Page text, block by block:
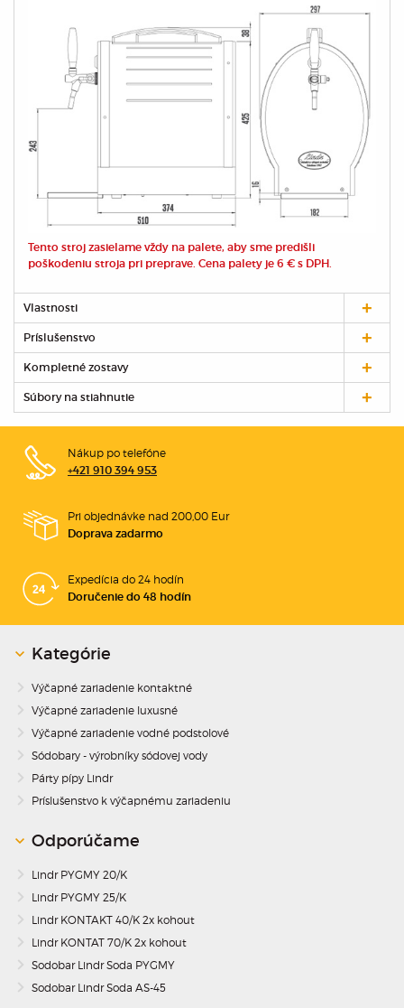
Tento stroj zasielame vždy na palete, aby sme predišli
poškodeniu stroja pri preprave. Cena palety je 6 € s DPH.
Vlastnosti
Príslušenstvo
Kompletné zostavy
Súbory na stiahnutie
Nákup po telefóne
+421 910 394 953
Pri objednávke nad 200,00 Eur
Doprava zadarmo
Expedícia do 24 hodín
Doručenie do 48 hodín
Kategórie
Výčapné zariadenie kontaktné
Výčapné zariadenie luxusné
Výčapné zariadenie vodné podstolové
Sódobary - výrobníky sódovej vody
Párty pípy Lindr
Príslušenstvo k výčapnému zariadeniu
Odporúčame
Lindr PYGMY 20/K
Lindr PYGMY 25/K
Lindr KONTAKT 40/K 2x kohout
Lindr KONTAT 70/K 2x kohout
Sodobar Lindr Soda PYGMY
Sodobar Lindr Soda AS-45